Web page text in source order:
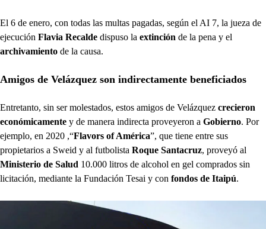
El 6 de enero, con todas las multas pagadas, según el AI 7, la jueza de
ejecución Flavia Recalde dispuso la extinción de la pena y el
archivamiento de la causa.
Amigos de Velázquez son indirectamente beneficiados
Entretanto, sin ser molestados, estos amigos de Velázquez crecieron
económicamente y de manera indirecta proveyeron a Gobierno. Por
ejemplo, en 2020 ,“Flavors of América”, que tiene entre sus
propietarios a Sweid y al futbolista Roque Santacruz, proveyó al
Ministerio de Salud 10.000 litros de alcohol en gel comprados sin
licitación, mediante la Fundación Tesai y con fondos de Itaipú.